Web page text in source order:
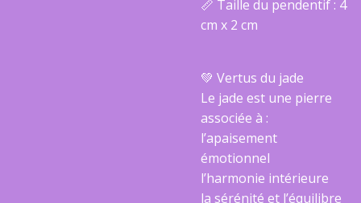
📏 Taille du pendentif : 4
cm x 2 cm
💚 Vertus du jade
Le jade est une pierre
associée à :
l’apaisement
émotionnel
l’harmonie intérieure
la sérénité et l’équilibre